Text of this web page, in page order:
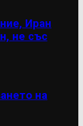
Иран
не със
на